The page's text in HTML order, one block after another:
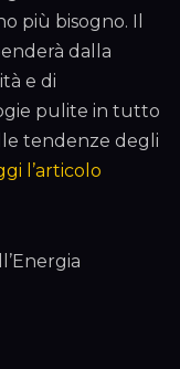
più bisogno. Il
dalla
e di
pulite in tutto
tendenze degli
l’articolo